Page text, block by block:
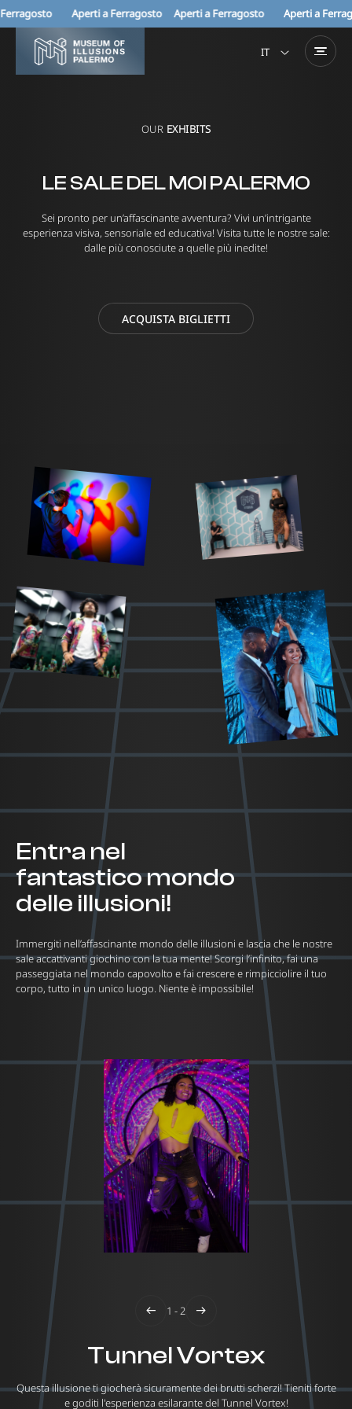
Aperti a Ferragosto Aperti a Ferragosto Aperti a
IT
OUR EXHIBITS
LE SALE DEL MOI PALERMO
Sei pronto per un’affascinante avventura? Vivi un’intrigante
esperienza visiva, sensoriale ed educativa! Visita tutte le nostre sale:
dalle più conosciute a quelle più inedite!
ACQUISTA BIGLIETTI
Entra nel
fantastico mondo
delle illusioni!
Immergiti nell’affascinante mondo delle illusioni e lascia che le nostre
sale accattivanti giochino con la tua mente! Scorgi l’infinito, fai una
passeggiata nel mondo capovolto e fai crescere e rimpicciolire il tuo
corpo, tutto in un unico luogo. Niente è impossibile!
Tunnel Vortex
Questa illusione ti giocherà sicuramente dei brutti scherzi! Tieniti forte
e goditi l'esperienza esilarante del Tunnel Vortex!
1 - 2